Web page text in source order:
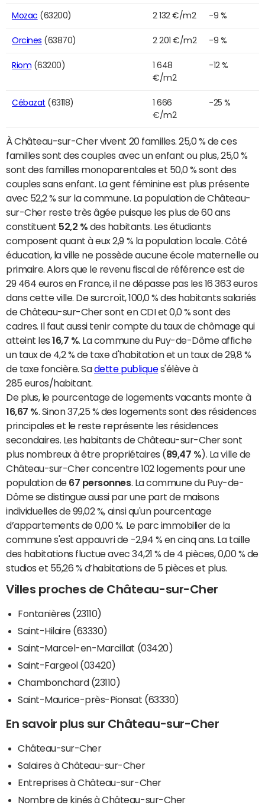
Mozac (63200) 2 132 €/m2 -9 %
Orcines (63870) 2 201 €/m2 -9 %
Riom (63200)
1 648
€/m2
-12 %
Cébazat (63118)
1 666
€/m2
-25 %
À Château-sur-Cher vivent 20 familles. 25,0 % de ces
familles sont des couples avec un enfant ou plus, 25,0 %
sont des familles monoparentales et 50,0 % sont des
couples sans enfant. La gent féminine est plus présente
avec 52,2 % sur la commune. La population de Château-
sur-Cher reste très âgée puisque les plus de 60 ans
constituent 52,2 % des habitants. Les étudiants
composent quant à eux 2,9 % la population locale. Côté
éducation, la ville ne possède aucune école maternelle ou
primaire. Alors que le revenu fiscal de référence est de
29 464 euros en France, il ne dépasse pas les 16 363 euros
dans cette ville. De surcroît, 100,0 % des habitants salariés
de Château-sur-Cher sont en CDI et 0,0 % sont des
cadres. Il faut aussi tenir compte du taux de chômage qui
atteint les16,7 % . La commune du Puy-de-Dôme affiche
un taux de 4,2 % de taxe d'habitation et un taux de 29,8 %
de taxe foncière. Sadette publiques'élève à
285 euros/habitant.
De plus, le pourcentage de logements vacants monte à
16,67 % . Sinon 37,25 % des logements sont des résidences
principales et le reste représente les résidences
secondaires. Les habitants de Château-sur-Cher sont
plus nombreux à être propriétaires (89,47 %). La ville de
Château-sur-Cher concentre 102 logements pour une
population de 67 personnes. La commune du Puy-de-
Dôme se distingue aussi par une part de maisons
individuelles de 99,02 %, ainsi qu'un pourcentage
d’appartements de 0,00 %. Le parc immobilier de la
commune s'est appauvri de -2,94 % en cinq ans. La taille
des habitations fluctue avec 34,21 % de 4 pièces, 0,00 % de
studios et 55,26 % d’habitations de 5 pièces et plus.
Villes proches de Château-sur-Cher
Fontanières (23110)
Saint-Hilaire (63330)
Saint-Marcel-en-Marcillat (03420)
Saint-Fargeol (03420)
Chambonchard (23110)
Saint-Maurice-près-Pionsat (63330)
En savoir plus sur Château-sur-Cher
Château-sur-Cher
Salaires à Château-sur-Cher
Entreprises à Château-sur-Cher
Nombre de kinés à Château-sur-Cher